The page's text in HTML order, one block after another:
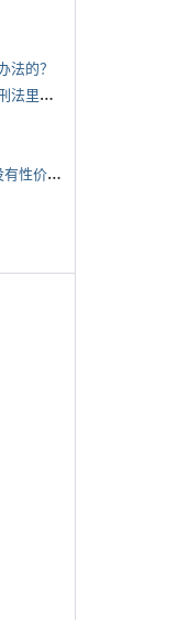
法的？
*
有啥搞钱的路子吗，开源节流都行，主要是开源，刑法里的咱不做
*
想请教有经验的蛋友，想给媳妇7夕买个跳蛋，有没有性价比高的推荐